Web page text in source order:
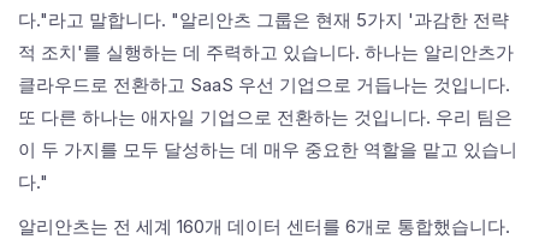
다."라고 말합니다. "알리안츠 그룹은 현재 5가지 '과감한 전략
적 조치'를 실행하는 데 주력하고 있습니다. 하나는 알리안츠가
클라우드로 전환하고 SaaS 우선 기업으로 거듭나는 것입니다.
또 다른 하나는 애자일 기업으로 전환하는 것입니다. 우리 팀은
이 두 가지를 모두 달성하는 데 매우 중요한 역할을 맡고 있습니
다."
알리안츠는 전 세계 160개 데이터 센터를 6개로 통합했습니다.